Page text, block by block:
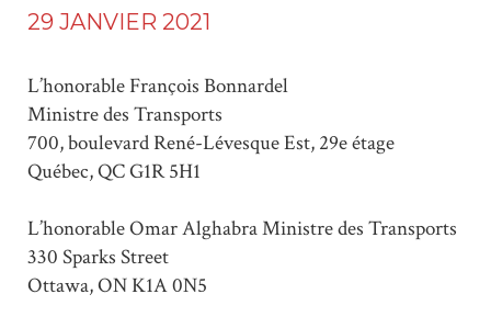
29 JANVIER 2021
L’honorable François Bonnardel
Ministre des Transports
700, boulevard René-Lévesque Est, 29e étage
Québec, QC G1R 5H1
L’honorable Omar Alghabra Ministre des Transports
330 Sparks Street
Ottawa, ON K1A 0N5